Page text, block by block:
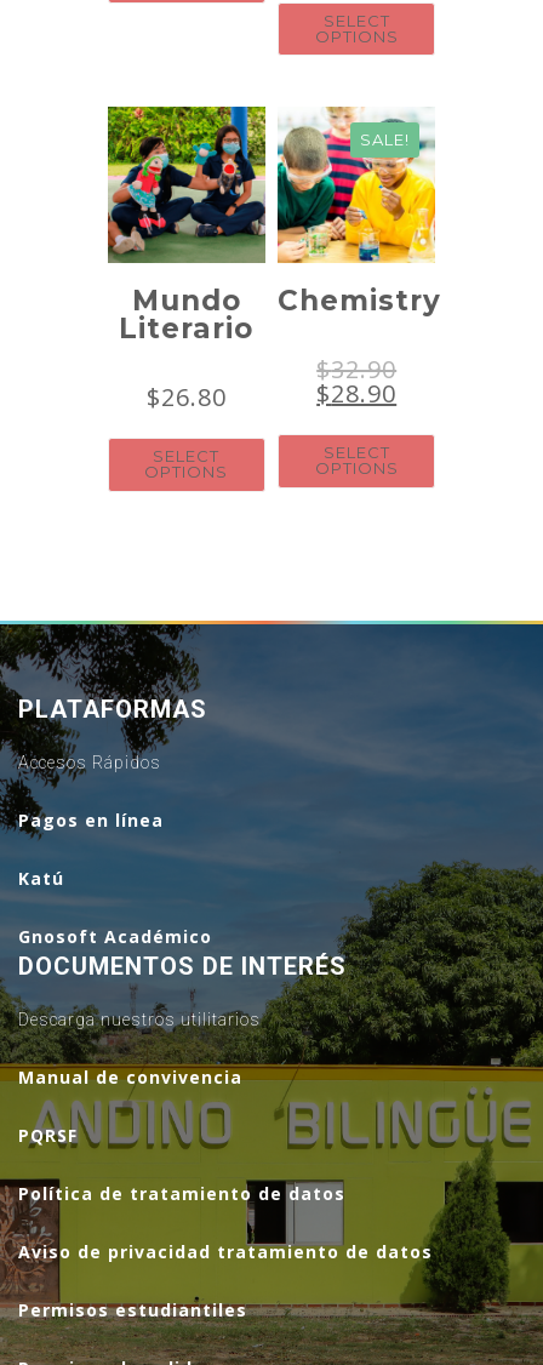
SELECT
OPTIONS
Mundo
Literario
$26.80
SELECT
OPTIONS
SALE!
Chemistry
$32.90
$28.90
SELECT
OPTIONS
PLATAFORMAS
Accesos Rápidos
Pagos en línea
Katú
Gnosoft Académico
DOCUMENTOS DE INTERÉS
Descarga nuestros utilitarios
Manual de convivencia
PQRSF
Política de tratamiento de datos
Aviso de privacidad tratamiento de datos
Permisos estudiantiles